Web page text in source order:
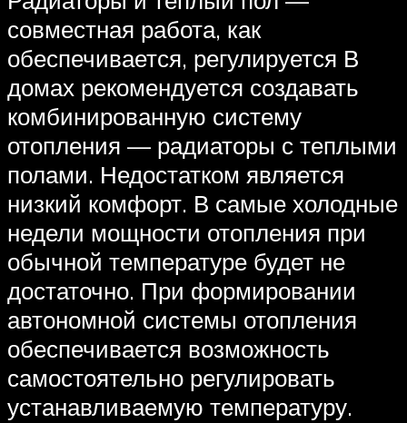
совместная работа, как
обеспечивается, регулируется В
домах рекомендуется создавать
комбинированную систему
отопления — радиаторы с теплыми
полами. Недостатком является
низкий комфорт. В самые холодные
недели мощности отопления при
обычной температуре будет не
достаточно. При формировании
автономной системы отопления
обеспечивается возможность
самостоятельно регулировать
устанавливаемую температуру.